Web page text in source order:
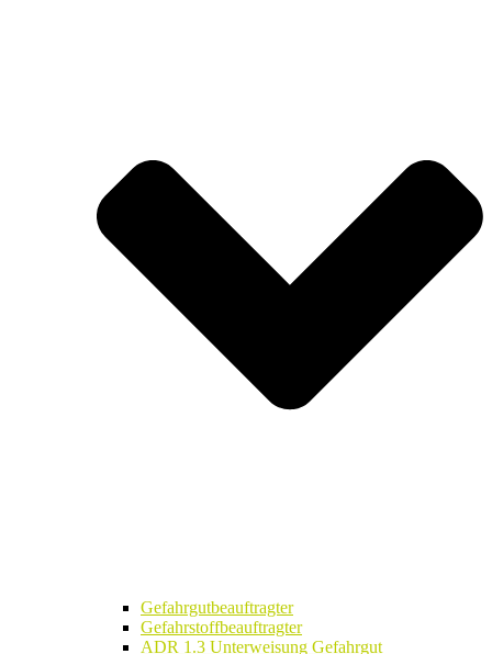
Gefahrgutbeauftragter
Gefahrstoffbeauftragter
ADR 1.3 Unterweisung Gefahrgut